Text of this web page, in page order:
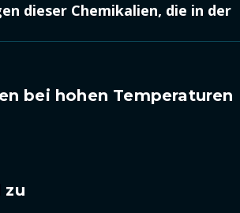
dieser Chemikalien, die in der
bei hohen Temperaturen
zu